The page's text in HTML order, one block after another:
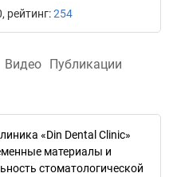
рейтинг:254
Видео Публикации
«Din Dental Clinic»
материалы и
стоматологической